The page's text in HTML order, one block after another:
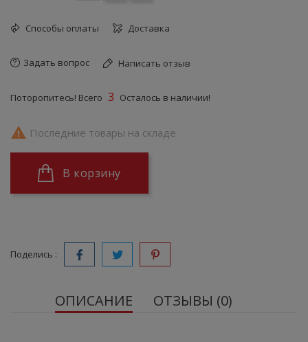
Способы оплаты Доставка
Задать вопрос Написать отзыв
Поторопитесь! Всего 3 Осталось в наличии!
 Последние товары на складе
В корзину
Поделись :
ОПИСАНИЕ ОТЗЫВЫ (0)